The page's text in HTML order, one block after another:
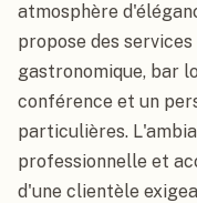
atmosphère
propose des
gastronomique, bar
conférence et un
particulières.
professionnelle et
d'une clientèle